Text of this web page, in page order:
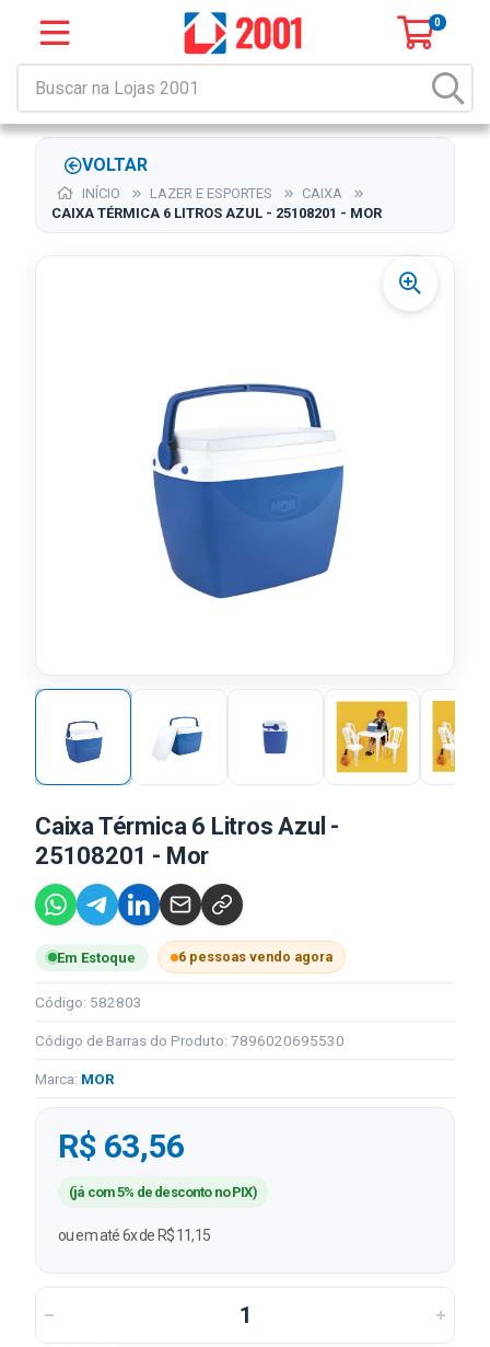
0
VOLTAR
INÍCIO LAZER E ESPORTES
CAIXA
CAIXA TÉRMICA 6 LITROS AZUL - 25108201 - MOR
Caixa Térmica 6 Litros Azul -
25108201 - Mor
Em Estoque 6 pessoas vendo agora
Código: 582803
Código de Barras do Produto: 7896020695530
Marca: MOR
R$ 63,56
(já com 5% de desconto no PIX)
ou em até 6x de R$ 11,15